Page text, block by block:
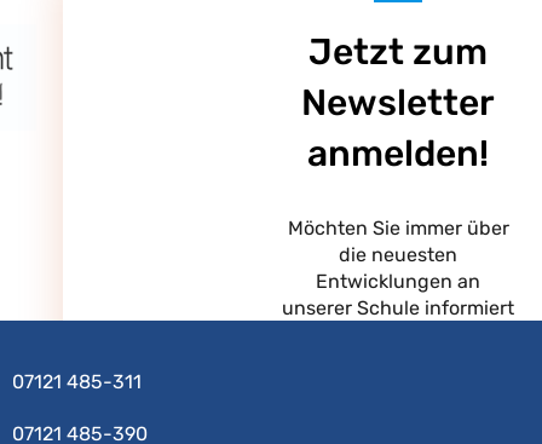
Jetzt zum
Newsletter
anmelden!
Möchten Sie immer über
die neuesten
Entwicklungen an
unserer Schule informiert
07121 485-311
07121 485-390